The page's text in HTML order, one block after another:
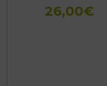
26,00€